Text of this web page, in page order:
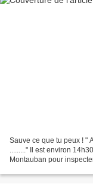
Sauve ce que tu peux ! "
........." Il est environ
Montauban pour